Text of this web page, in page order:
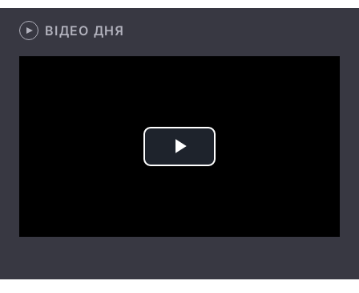
Лонгріди
Вакансії
ВІДЕО ДНЯ
Play